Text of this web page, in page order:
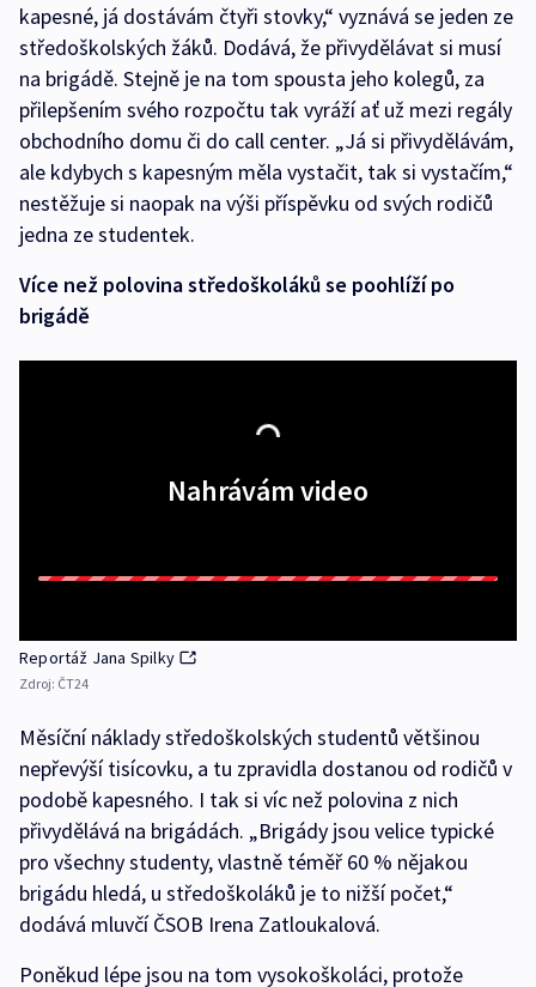
kapesné, já dostávám čtyři stovky,“ vyznává se jeden ze
středoškolských žáků. Dodává, že přivydělávat si musí
na brigádě. Stejně je na tom spousta jeho kolegů, za
přilepšením svého rozpočtu tak vyráží ať už mezi regály
obchodního domu či do call center. „Já si přivydělávám,
ale kdybych s kapesným měla vystačit, tak si vystačím,“
nestěžuje si naopak na výši příspěvku od svých rodičů
jedna ze studentek.
Více než polovina středoškoláků se poohlíží po
brigádě
Nahrávám video
Reportáž Jana Spilky
Zdroj: ČT24
Měsíční náklady středoškolských studentů většinou
nepřevýší tisícovku, a tu zpravidla dostanou od rodičů v
podobě kapesného. I tak si víc než polovina z nich
přivydělává na brigádách. „Brigády jsou velice typické
pro všechny studenty, vlastně téměř 60 % nějakou
brigádu hledá, u středoškoláků je to nižší počet,“
dodává mluvčí ČSOB Irena Zatloukalová.
Poněkud lépe jsou na tom vysokoškoláci, protože